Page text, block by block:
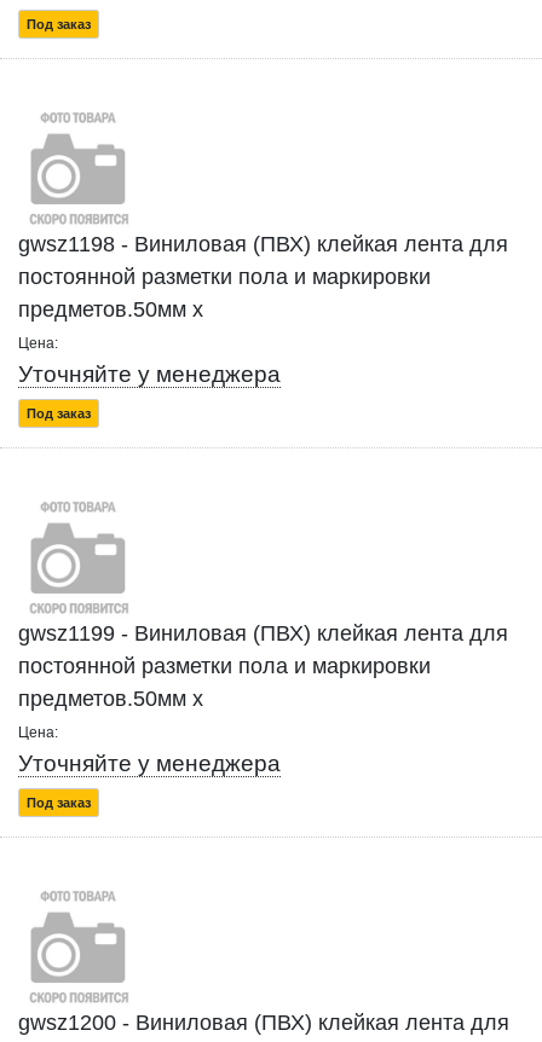
Под заказ
gwsz1198 - Виниловая (ПВХ) клейкая лента для
постоянной разметки пола и маркировки
предметов.50мм x
Цена:
Уточняйте у менеджера
Под заказ
gwsz1199 - Виниловая (ПВХ) клейкая лента для
постоянной разметки пола и маркировки
предметов.50мм x
Цена:
Уточняйте у менеджера
Под заказ
gwsz1200 - Виниловая (ПВХ) клейкая лента для